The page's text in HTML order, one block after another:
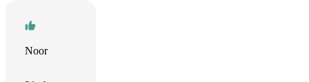
Noor